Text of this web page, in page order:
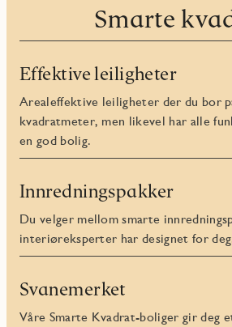
Smarte
Effektive leiligheter
Arealeffektive leiligheter der du bor
kvadratmeter, men likevel har alle
en god bolig.
Innredningspakker
Du velger mellom smarte
interiøreksperter har designet for
Svanemerket
Våre Smarte Kvadrat-boliger gir deg